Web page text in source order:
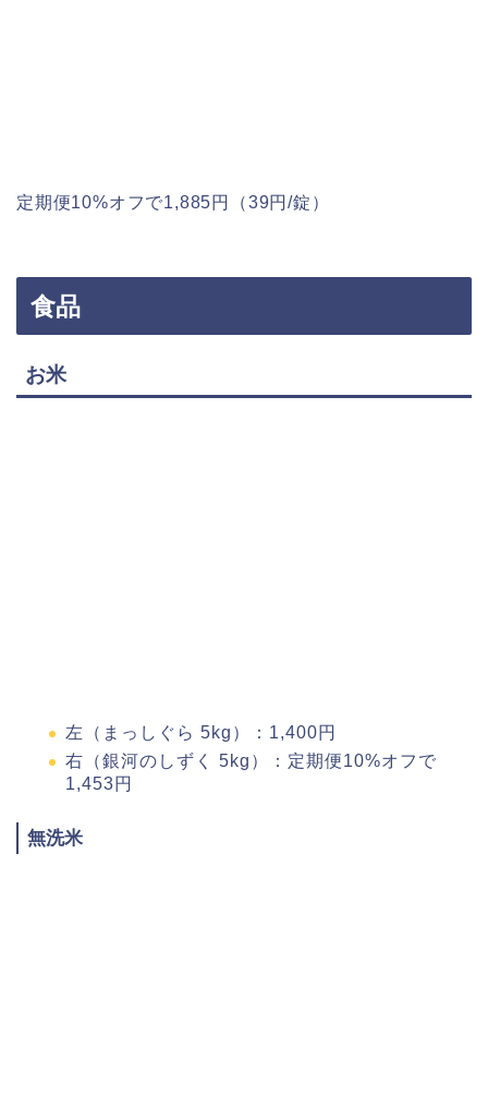
定期便10%オフで1,885円（39円/錠）
食品
お米
左（まっしぐら 5kg）：1,400円
右（銀河のしずく 5kg）：定期便10%オフで
1,453円
無洗米